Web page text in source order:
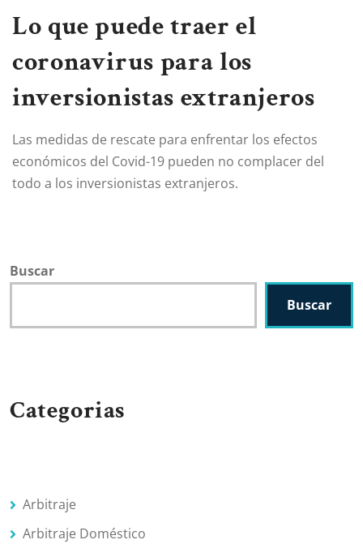
Lo que puede traer el
coronavirus para los
inversionistas extranjeros
Las medidas de rescate para enfrentar los efectos
económicos del Covid-19 pueden no complacer del
todo a los inversionistas extranjeros.
Buscar
Buscar
Categorias
Arbitraje
Arbitraje Doméstico